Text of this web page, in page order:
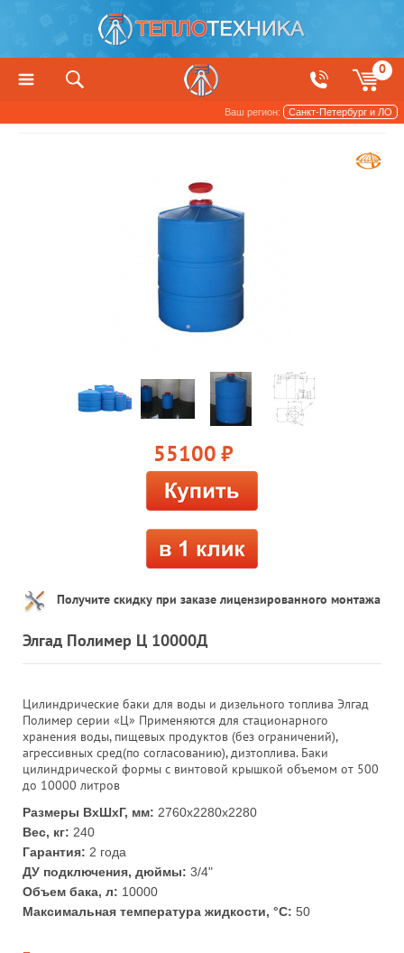
0
Ваш регион: Санкт-Петербург и ЛО
55100 руб.
Получите скидку при заказе лицензированного монтажа
Элгад Полимер Ц 10000Д
Цилиндрические баки для воды и дизельного топлива Элгад
Полимер серии «Ц» Применяются для стационарного
хранения воды, пищевых продуктов (без ограничений),
агрессивных сред(по согласованию), дизтоплива. Баки
цилиндрической формы с винтовой крышкой объемом от 500
до 10000 литров
Размеры ВхШхГ, мм: 2760x2280х2280
Вес, кг: 240
Гарантия: 2 года
ДУ подключения, дюймы: 3/4"
Объем бака, л: 10000
Максимальная температура жидкости, °С: 50